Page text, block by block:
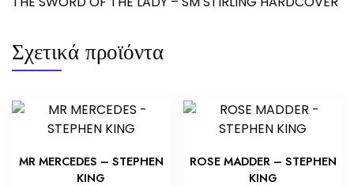
Σχετικά προϊόντα
MR MERCEDES – STEPHEN
KING
ROSE MADDER – STEPHEN
KING